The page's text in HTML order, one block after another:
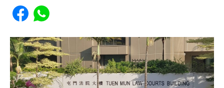
Share to Facebook
Share to WhatsApp